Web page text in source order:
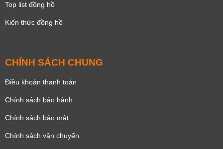
Top list đồng hồ
Kiến thức đồng hồ
CHÍNH SÁCH CHUNG
Điều khoản thanh toán
Chính sách bảo hành
Chính sách bảo mật
Chính sách vận chuyển